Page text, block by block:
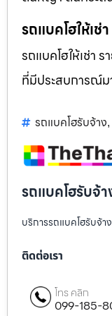
รถแบคโฮให้เช่
รถแบคโฮให้เช่า
ที่มีประสบการณ์
รถแบคโฮรับจ้าง,
รถแบคโฮรับจ้
บริการรถแบคโฮรับจ้
ติดต่อเรา
โทร คลิก
099-185-